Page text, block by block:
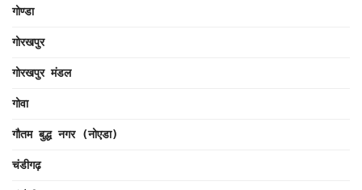
गोण्डा
गोरखपुर
गोरखपुर मंडल
गोवा
गौतम बुद्ध नगर (नोएडा)
चंडीगढ़